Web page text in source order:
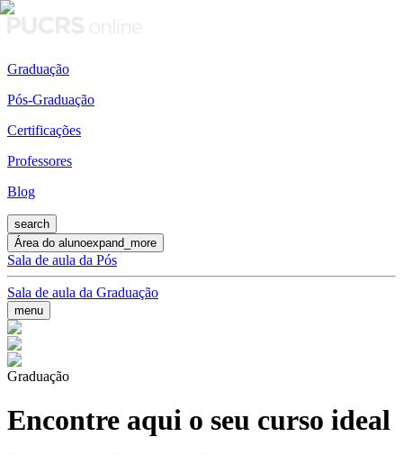
Graduação
Pós-Graduação
Certificações
Professores
Blog
search
Área do alunoexpand_more
Sala de aula da Pós
Sala de aula da Graduação
menu
Graduação
Encontre aqui o seu curso ideal